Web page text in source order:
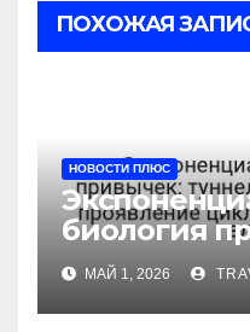
ПОХОЖАЯ
НОВОСТИ ПЛЮС
биология
проявление
МАЙ 1, 2026